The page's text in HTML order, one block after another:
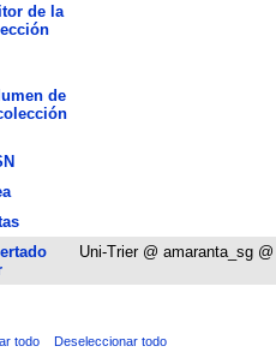
de la
de
Uni-Trier @ amaranta_sg @
todo Deseleccionar todo